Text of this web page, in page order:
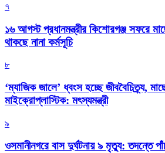
৭
১৬ আগস্ট প্রধানমন্ত্রীর কিশোরগঞ্জ সফরে
থাকছে নানা কর্মসূচি
৮
‘ম্যাজিক জালে’ ধ্বংস হচ্ছে জীববৈচিত্র্য,
মাইক্রোপ্লাস্টিক: মৎস্যমন্ত্রী
৯
ওসমানীনগরে বাস দুর্ঘটনায় ৯ মৃত্যু: তদন্তে